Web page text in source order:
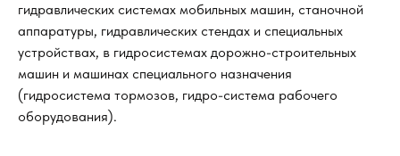
гидравлических системах мобильных машин, станочной
аппаратуры, гидравлических стендах и специальных
устройствах, в гидросистемах дорожно-строительных
машин и машинах специального назначения
(гидросистема тормозов, гидро-система рабочего
оборудования).